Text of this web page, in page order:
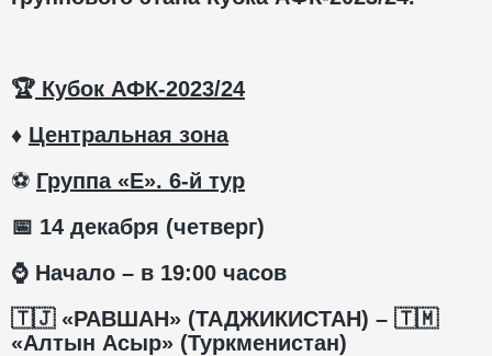
🏆 Кубок АФК-2023/24
♦ Центральная зона
⚽️ Группа «Е». 6-й тур
📅 14 декабря (четверг)
⌚ ️ Начало – в 19:00 часов
🇹🇯«РАВШАН» (ТАДЖИКИСТАН) – 🇹🇲
«Алтын Асыр» (Туркменистан)